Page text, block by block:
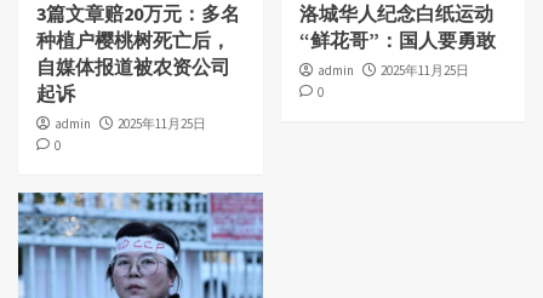
3篇文章赔20万元：多名
种植户樱桃树死亡后，
自媒体报道被农资公司
起诉
admin
2025年11月25日
0
洛城华人纪念白纸运动
“鲜花哥”：国人要勇敢
admin
2025年11月25日
0